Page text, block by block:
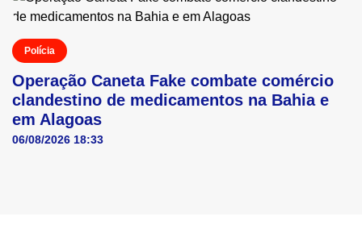
Polícia
Operação Caneta Fake combate comércio
clandestino de medicamentos na Bahia e
em Alagoas
06/08/2026 18:33